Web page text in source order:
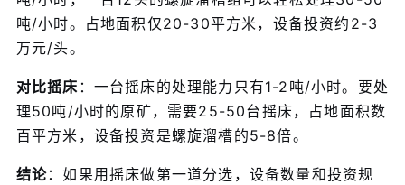
吨/小时。占地面积仅20-30平方米，设备投资约2-3
万元/头。
对比摇床 ：一台摇床的处理能力只有1-2吨/小时。要处
理50吨/小时的原矿，需要25-50台摇床，占地面积数
百平方米，设备投资是螺旋溜槽的5-8倍。
结论：如果用摇床做第一道分选，设备数量和投资规